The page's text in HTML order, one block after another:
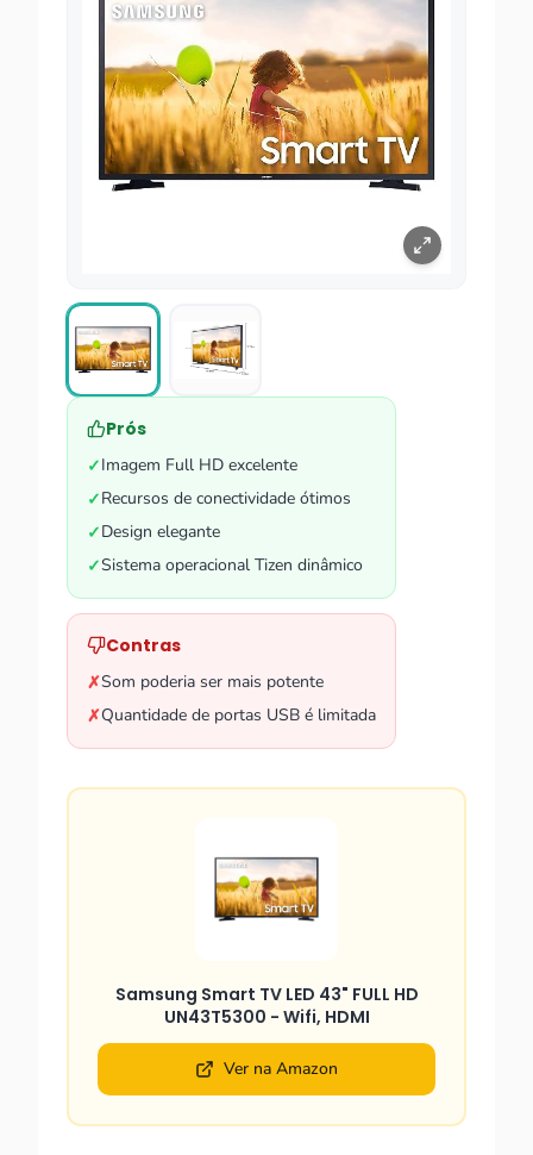
Prós
✓Imagem Full HD excelente
✓Recursos de conectividade ótimos
✓Design elegante
✓Sistema operacional Tizen dinâmico
Contras
✗Som poderia ser mais potente
✗Quantidade de portas USB é limitada
Samsung Smart TV LED 43" FULL HD
UN43T5300 - Wifi, HDMI
Ver na Amazon